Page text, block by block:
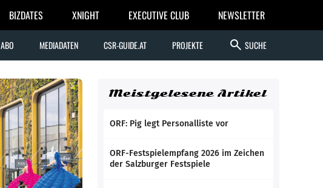
BIZDATES XNIGHT EXECUTIVE CLUB NEWSLETTER
ABO MEDIADATEN CSR-GUIDE.AT PROJEKTE search SUCHE
Meistgelesene Artikel
ORF: Pig legt Personalliste vor
ORF-Festspielempfang 2026 im Zeichen
der Salzburger Festspiele